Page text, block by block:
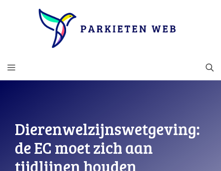
MENU
Dierenwelzijnswetgeving:
de EC moet zich aan
tijdlijnen houden